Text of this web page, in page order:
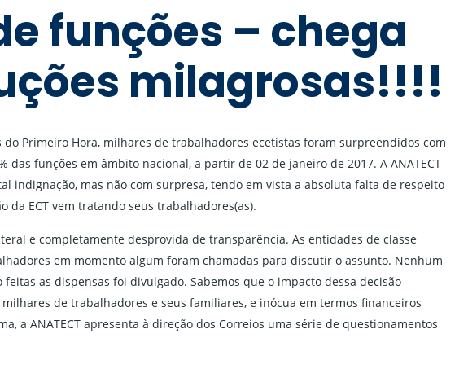
funções – chega
milagrosas!!!!
do Primeiro Hora, milhares de trabalhadores ecetistas foram surpreendidos com
das funções em âmbito nacional, a partir de 02 de janeiro de 2017. A ANATECT
indignação, mas não com surpresa, tendo em vista a absoluta falta de respeito
da ECT vem tratando seus trabalhadores(as).
e completamente desprovida de transparência. As entidades de classe
em momento algum foram chamadas para discutir o assunto. Nenhum
as dispensas foi divulgado. Sabemos que o impacto dessa decisão
de trabalhadores e seus familiares, e inócua em termos financeiros
a ANATECT apresenta à direção dos Correios uma série de questionamentos